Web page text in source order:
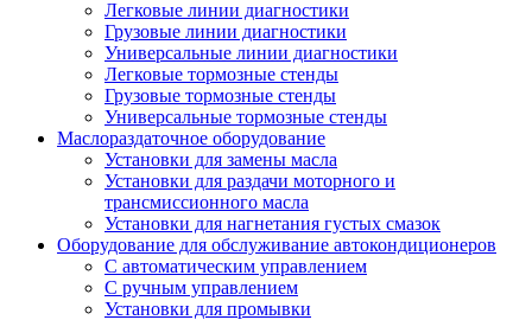
Легковые линии диагностики
Грузовые линии диагностики
Универсальные линии диагностики
Легковые тормозные стенды
Грузовые тормозные стенды
Универсальные тормозные стенды
Маслораздаточное оборудование
Установки для замены масла
Установки для раздачи моторного и
трансмиссионного масла
Установки для нагнетания густых смазок
Оборудование для обслуживание автокондиционеров
С автоматическим управлением
С ручным управлением
Установки для промывки